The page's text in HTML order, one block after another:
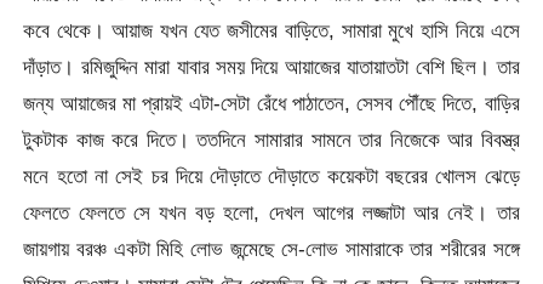
কবে থেকে। আয়াজ যখন যেত জসীমের বাড়িতে, সামারা মুখে হাসি নিয়ে এসে
দাঁড়াত। রমিজুদ্দিন মারা যাবার সময় দিয়ে আয়াজের যাতায়াতটা বেশি ছিল। তার
জন্য আয়াজের মা প্রায়ই এটা-সেটা রেঁধে পাঠাতেন, সেসব পৌঁছে দিতে, বাড়ির
টুকটাক কাজ করে দিতে। ততদিনে সামারার সামনে তার নিজেকে আর বিবস্ত্র
মনে হতো না সেই চর দিয়ে দৌড়াতে দৌড়াতে কয়েকটা বছরের খোলস ঝেড়ে
ফেলতে ফেলতে সে যখন বড় হলো, দেখল আগের লজ্জাটা আর নেই। তার
জায়গায় বরঞ্চ একটা মিহি লোভ জন্মেছে সে-লোভ সামারাকে তার শরীরের সঙ্গে